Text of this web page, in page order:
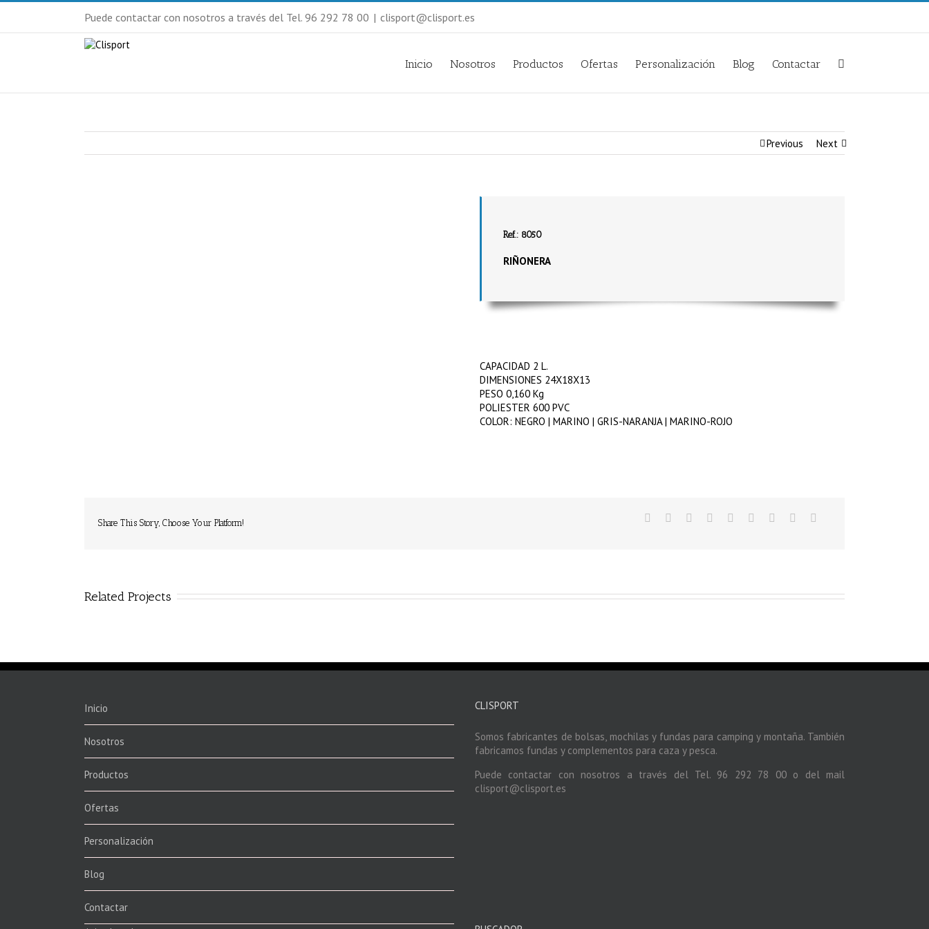
Puede contactar con nosotros a través del Tel. 96 292 78 00 | clisport@clisport.es
Inicio Nosotros Productos Ofertas Personalización Blog Contactar
Previous Next
Ref.: 8050
RIÑONERA
CAPACIDAD 2 L.
DIMENSIONES 24X18X13
PESO 0,160 Kg
POLIESTER 600 PVC
COLOR: NEGRO | MARINO | GRIS-NARANJA | MARINO-ROJO
Share This Story, Choose Your Platform!
Related Projects
Inicio
Nosotros
Productos
Ofertas
Personalización
Blog
Contactar
CLISPORT
Somos fabricantes de bolsas, mochilas y fundas para camping y montaña. También
fabricamos fundas y complementos para caza y pesca.
Puede contactar con nosotros a través del Tel. 96 292 78 00 o del mail
clisport@clisport.es